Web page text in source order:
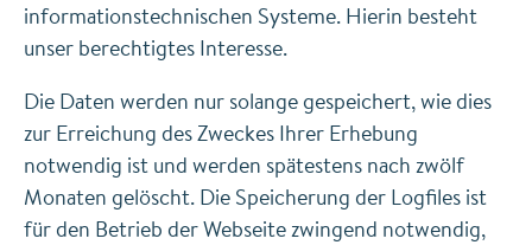
informationstechnischen Systeme. Hierin besteht
unser berechtigtes Interesse.
Die Daten werden nur solange gespeichert, wie dies
zur Erreichung des Zweckes Ihrer Erhebung
notwendig ist und werden spätestens nach zwölf
Monaten gelöscht. Die Speicherung der Logfiles ist
für den Betrieb der Webseite zwingend notwendig,